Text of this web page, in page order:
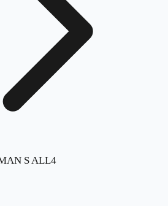
S ALL4